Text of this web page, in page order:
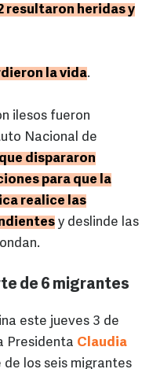
resultaron heridas y
la vida.
ilesos fueron
Nacional de
dispararon
para que la
realice las
y deslinde las
de 6 migrantes
este jueves 3 de
Presidenta Claudia
los seis migrantes